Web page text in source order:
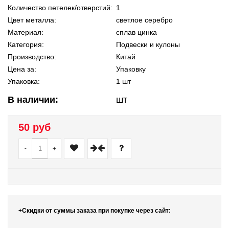
Количество петелек/отверстий: 1
Цвет металла:
светлое серебро
Материал:
сплав цинка
Категория:
Подвески и кулоны
Производство:
Китай
Цена за:
Упаковку
Упаковка:
1 шт
В наличии: шт
50 руб
- +
+Скидки от суммы заказа при покупке через сайт: